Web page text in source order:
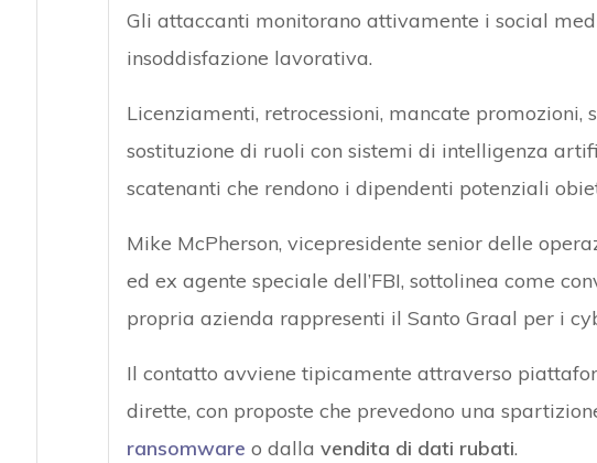
Gli attaccanti monitorano attivamente i social
insoddisfazione lavorativa.
Licenziamenti, retrocessioni, mancate promozioni,
sostituzione di ruoli con sistemi di intelligenza
scatenanti che rendono i dipendenti potenziali
Mike McPherson, vicepresidente senior delle
ed ex agente speciale dell’FBI, sottolinea come
propria azienda rappresenti il Santo Graal per i
Il contatto avviene tipicamente attraverso
dirette, con proposte che prevedono una
ransomware o dalla vendita di dati rubati.